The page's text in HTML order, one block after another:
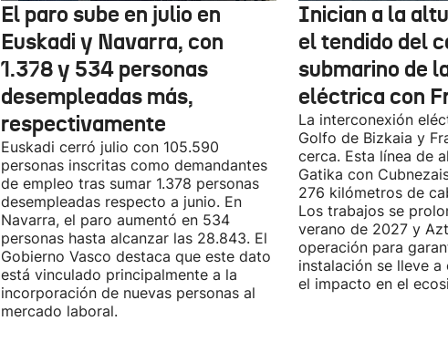
El paro sube en julio en
Euskadi y Navarra, con
1.378 y 534 personas
desempleadas más,
respectivamente
Euskadi cerró julio con 105.590
personas inscritas como demandantes
de empleo tras sumar 1.378 personas
desempleadas respecto a junio. En
Navarra, el paro aumentó en 534
personas hasta alcanzar las 28.843. El
Gobierno Vasco destaca que este dato
está vinculado principalmente a la
incorporación de nuevas personas al
mercado laboral.
Inician a la
el tendido del
submarino de
eléctrica con
La interconexión
Golfo de Bizkaia y
cerca. Esta línea de
Gatika con
276 kilómetros de
Los trabajos se
verano de 2027 y
operación para
instalación se lleve
el impacto en el